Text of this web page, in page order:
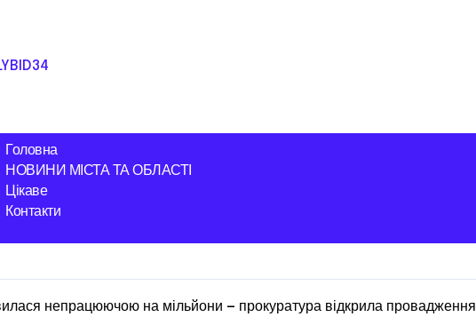
Головна
НОВИНИ МІСТА ТА ОБЛАСТІ
Цікаве
Контакти
непрацюючою на мільйони — прокуратура відкрила провадження